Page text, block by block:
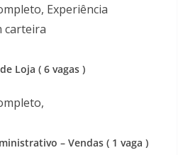
Experiência
carteira
Loja ( 6 vagas )
– Vendas ( 1 vaga )